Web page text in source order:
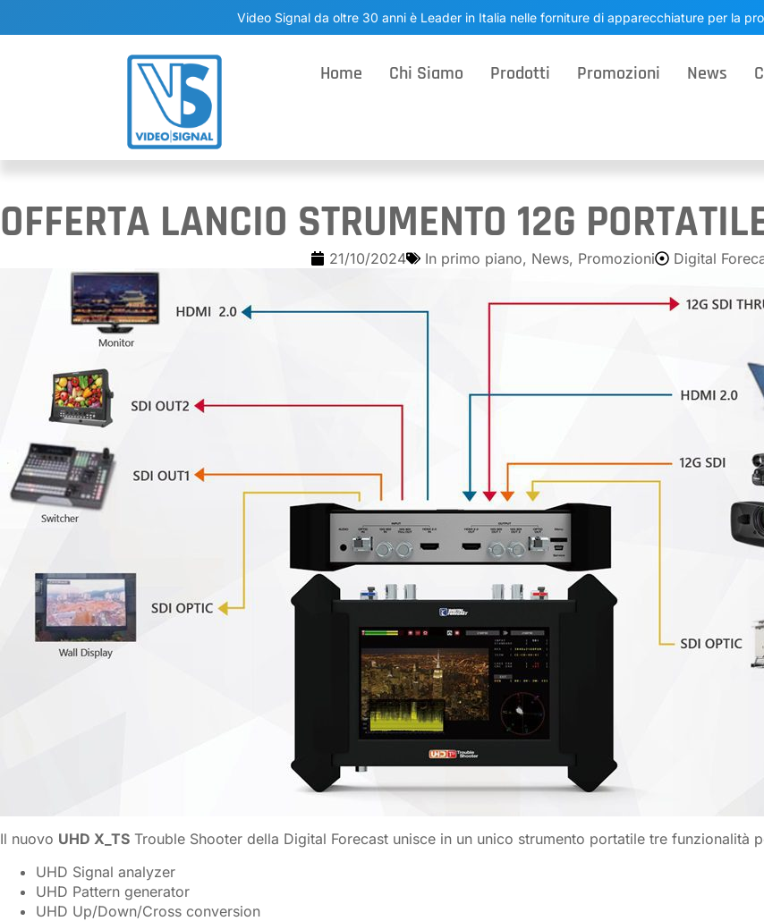
Video Signal da oltre 30 anni è Leader in Italia nelle forniture di apparecchiature per la
Home Chi Siamo Prodotti Promozioni News
OFFERTA LANCIO STRUMENTO 12G
21/10/2024 In primo piano, News, Promozioni Digital
Il nuovo UHD X_TS Trouble Shooter della Digital Forecast unisce in un unico strumento portatile tre funzionalità
UHD Signal analyzer
UHD Pattern generator
UHD Up/Down/Cross conversion